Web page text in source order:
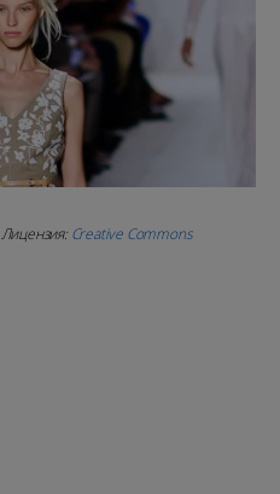
Лицензия:Creative Commons